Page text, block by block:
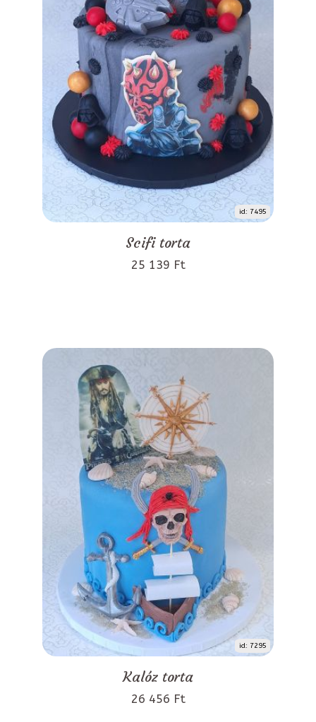
id: 7495
Scifi torta
25 139 Ft
id: 7295
Kalóz torta
26 456 Ft